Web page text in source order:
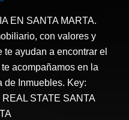
EN SANTA MARTA.
con valores y
ayudan a encontrar el
acompañamos en la
de Inmuebles. Key:
REAL STATE SANTA